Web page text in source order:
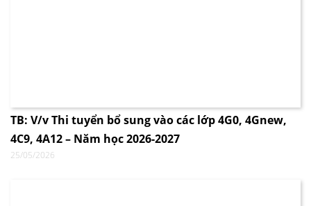
TB: V/v Thi tuyển bổ sung vào các lớp 4G0, 4Gnew,
4C9, 4A12 – Năm học 2026-2027
25/05/2026